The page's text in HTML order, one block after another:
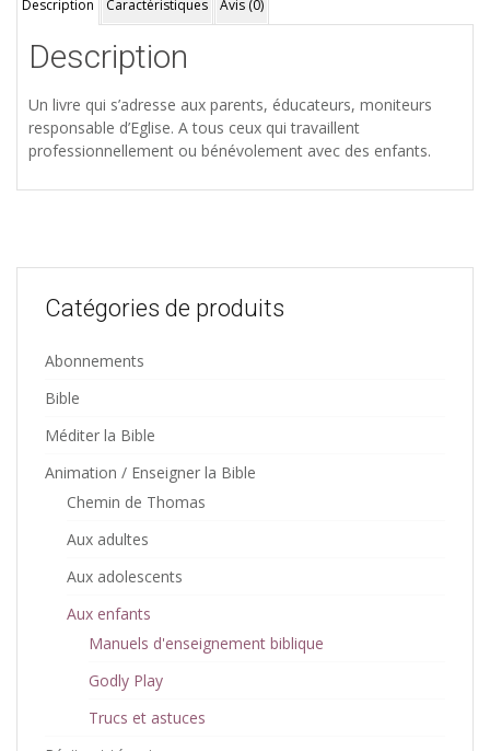
Description Caractéristiques Avis (0)
Description
Un livre qui s’adresse aux parents, éducateurs, moniteurs
responsable d’Eglise. A tous ceux qui travaillent
professionnellement ou bénévolement avec des enfants.
Catégories de produits
Abonnements
Bible
Méditer la Bible
Animation / Enseigner la Bible
Chemin de Thomas
Aux adultes
Aux adolescents
Aux enfants
Manuels d'enseignement biblique
Godly Play
Trucs et astuces